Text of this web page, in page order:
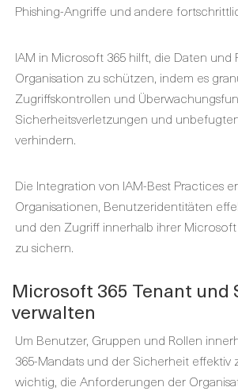
Phishing-Angriffe und andere
IAM in Microsoft 365 hilft, die Daten und
Organisation zu schützen, indem es
Zugriffskontrollen und
Sicherheitsverletzungen und
verhindern.
Die Integration von IAM-Best Practices
Organisationen, Benutzeridentitäten
und den Zugriff innerhalb ihrer
zu sichern.
Microsoft 365 Tenant und
verwalten
Um Benutzer, Gruppen und Rollen
365-Mandats und der Sicherheit effektiv
wichtig, die Anforderungen der